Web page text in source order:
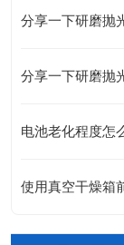
分享一下研磨抛
分享一下研磨抛
电池老化程度怎
使用真空干燥箱